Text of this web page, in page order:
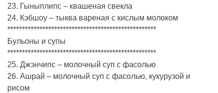
23. Гыныплипс – квашеная свекла
24. Кэбшоу – тыква вареная с кислым молоком
***************************************************
Бульоны и супы
***************************************************
25. Джэнчипс – молочный суп с фасолью
26. Ашрай – молочный суп с фасолью, кукурузой и
рисом